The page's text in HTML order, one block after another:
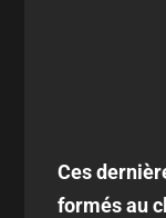
Ces
formés au